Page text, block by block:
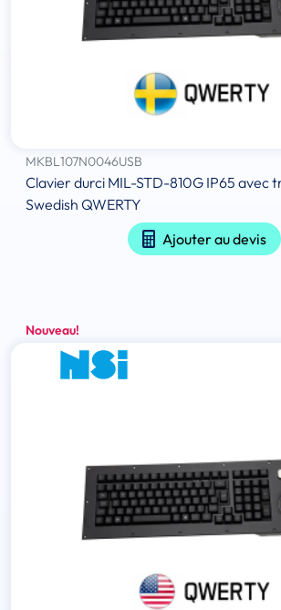
MKBL107N0046USB
Clavier durci MIL-STD-810G IP65 avec
Swedish QWERTY
Ajouter au devis
Nouveau!